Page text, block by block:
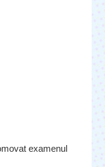
examenul